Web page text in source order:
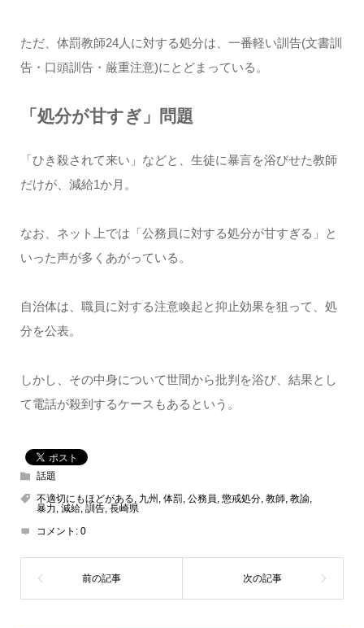
ただ、体罰教師24人に対する処分は、一番軽い訓告(文書訓
告・口頭訓告・厳重注意)にとどまっている。
「処分が甘すぎ」問題
「ひき殺されて来い」などと、生徒に暴言を浴びせた教師
だけが、減給1か月。
なお、ネット上では「公務員に対する処分が甘すぎる」と
いった声が多くあがっている。
自治体は、職員に対する注意喚起と抑止効果を狙って、処
分を公表。
しかし、その中身について世間から批判を浴び、結果とし
て電話が殺到するケースもあるという。
話題
不適切にもほどがある 九州 体罰 公務員 懲戒処分, 教師, 教諭,
暴力 減給, 訓告, 長崎県
コメント: 0